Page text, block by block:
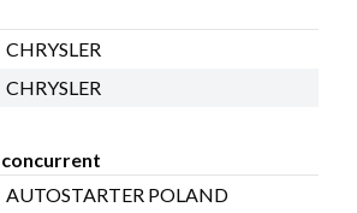
CHRYSLER
CHRYSLER
AUTOSTARTER POLAND